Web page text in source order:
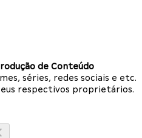
de Conteúdo
séries, redes sociais e etc.
respectivos proprietários.